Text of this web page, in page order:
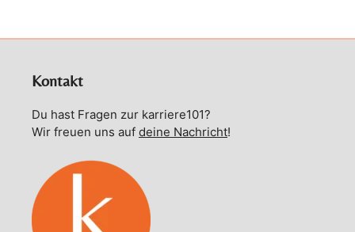
Kontakt
Du hast Fragen zur karriere101?
Wir freuen uns auf deine Nachricht!